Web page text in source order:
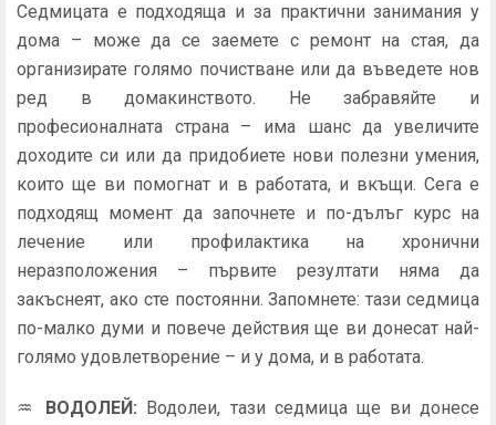
Седмицата е подходяща и за практични занимания у
дома – може да се заемете с ремонт на стая, да
организирате голямо почистване или да въведете нов
ред в домакинството. Не забравяйте и
професионалната страна – има шанс да увеличите
доходите си или да придобиете нови полезни умения,
които ще ви помогнат и в работата, и вкъщи. Сега е
подходящ момент да започнете и по-дълъг курс на
лечение или профилактика на хронични
неразположения – първите резултати няма да
закъснеят, ако сте постоянни. Запомнете: тази седмица
по-малко думи и повече действия ще ви донесат най-
голямо удовлетворение – и у дома, и в работата.
♒ ВОДОЛЕЙ: Водолеи, тази седмица ще ви донесе